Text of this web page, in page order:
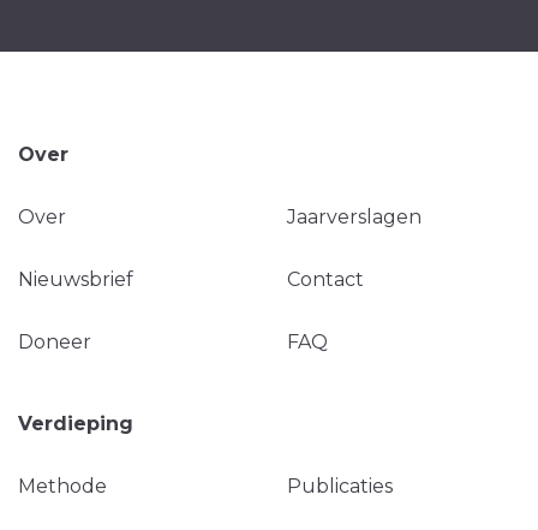
Over
Over Jaarverslagen
Nieuwsbrief Contact
Doneer FAQ
Verdieping
Methode Publicaties